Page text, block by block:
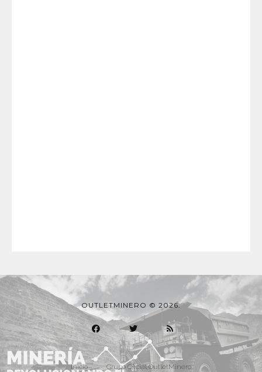
OUTLETMINERO © 2026.
Inicio Grupo Oficial OutletMinero